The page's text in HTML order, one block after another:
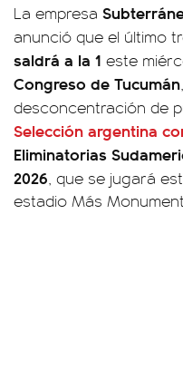
La empresa
anunció que el último
saldrá a la 1 este
Congreso de Tucumán
desconcentración de
Selección argentina
Eliminatorias
2026, que se jugará
estadio Más